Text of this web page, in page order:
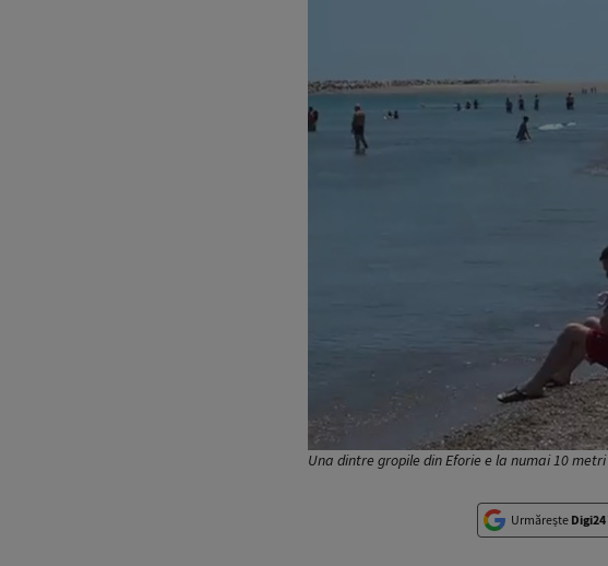
Una dintre gropile din Eforie e la numai 10
Urmărește Digi24